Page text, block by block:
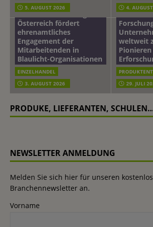
5. AUGUST 2026
4.
mehr vom leben tag: dm
Österreich fördert
ehrenamtliches
Engagement der
Mitarbeitenden in
Blaulicht-Organisationen
EINZELHANDEL
3. AUGUST 2026
weltweit
29. JULI
PRODUKE, LIEFERANTEN,
NEWSLETTER ANMELDUNG
Melden Sie sich hier für unseren
Branchennewsletter an.
Vorname